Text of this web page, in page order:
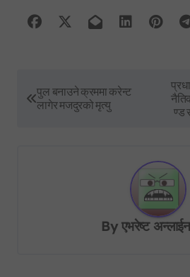
o
पुल बनाउने क्रममा करेन्ट
लागेर मजदुरको मृत्यु
ण्ड
Byएभरेष्ट